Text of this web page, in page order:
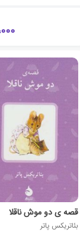
قصه ی دو موش ناقلا
بئاتریکس پاتر